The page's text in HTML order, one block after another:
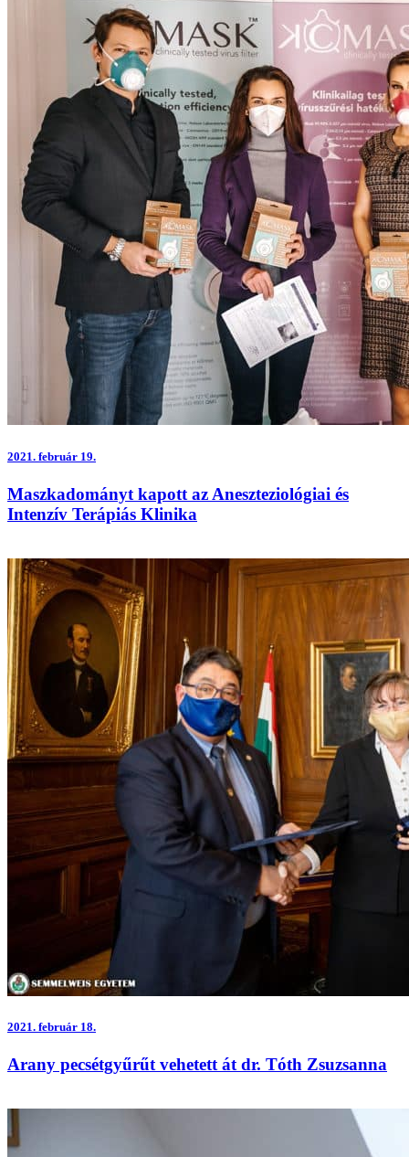
2021. február 19.
Maszkadományt kapott az Aneszteziológiai és
Intenzív Terápiás Klinika
2021. február 18.
Arany pecsétgyűrűt vehetett át dr. Tóth Zsuzsanna